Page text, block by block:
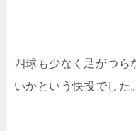
四球も少なく足がつら
いかという快投でした。